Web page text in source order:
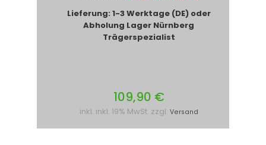
Lieferung: 1-3 Werktage (DE) oder
Abholung Lager Nürnberg
Trägerspezialist
109,90 €
inkl. inkl. 19% MwSt. zzgl. Versand